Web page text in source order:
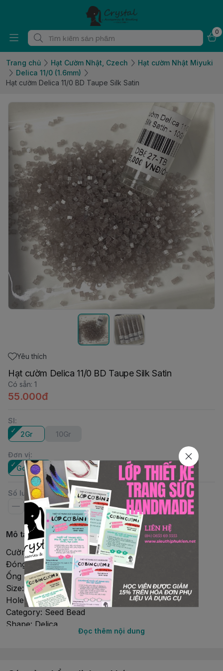
0
Trang chủ Hạt Cườm Nhật, Czech
Hạt cườm Nhật Miyuki
Delica 11/0 (1.6mm)
Hạt cườm Delica 11/0 BD Taupe Silk Satin
Yêu thích
Hạt cườm Delica 11/0 BD Taupe Silk Satin
Có sẵn: 1
55.000đ
Sl:
2Gr
10Gr
Đơn vị:
Gói nhỏ
Ống
Số lượng
Mô tả chi tiết
Cườm Miyuki Delica
Đóng gói: Gói nhỏ 2Gr (~400 viên)
Ống 10Gr (~2000 viên)
Size: 11/0 (1.6mmx1.3mm)
Hole size: 0.8 mm
Category: Seed Bead
Shape: Delica
Đọc thêm nội dung